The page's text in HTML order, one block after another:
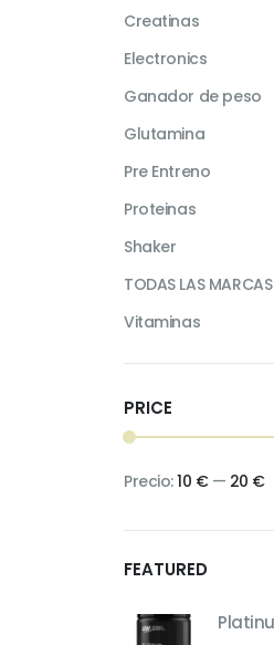
Creatinas
Electronics
Ganador de peso
Glutamina
Pre Entreno
Proteinas
Shaker
TODAS LAS MARCAS
Vitaminas
PRICE
mínimo
máximo
Precio:10 €— 20 €
FEATURED